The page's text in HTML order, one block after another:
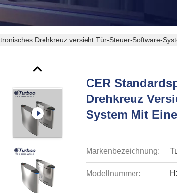
Drehkreuz versieht Tür-Steuer-Software-
CER
Drehkreuz
System Mit
Markenbezeichnung:
Modellnummer: